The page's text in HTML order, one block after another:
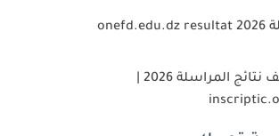
هنا رابط كشف نتائج المراسلة 2026 |